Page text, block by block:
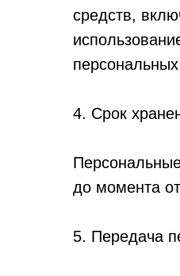
средств,
4. Срок
до момента
5. Передача